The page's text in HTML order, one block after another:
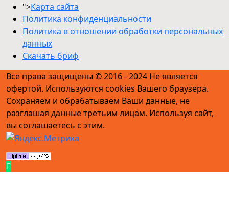
">Карта сайта
Политика конфиденциальности
Политика в отношении обработки персональных
данных
Скачать бриф
Все права защищены © 2016 - 2024 Не является
офертой. Используются cookies Вашего браузера.
Сохраняем и обрабатываем Ваши данные, не
разглашая данные третьим лицам. Используя сайт,
вы соглашаетесь с этим.